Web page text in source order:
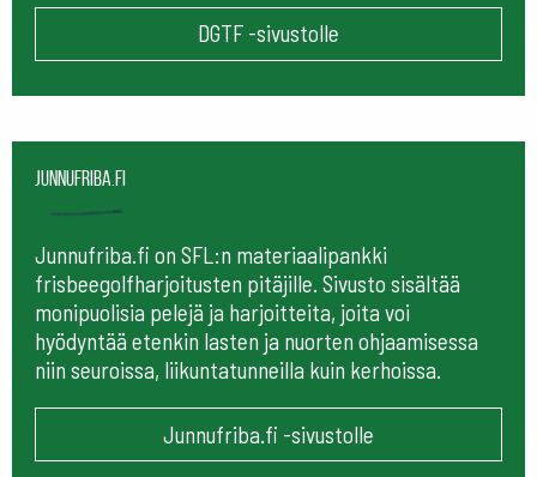
DGTF -sivustolle
Junnufriba.fi
Junnufriba.fi on SFL:n materiaalipankki
frisbeegolfharjoitusten pitäjille. Sivusto sisältää
monipuolisia pelejä ja harjoitteita, joita voi
hyödyntää etenkin lasten ja nuorten ohjaamisessa
niin seuroissa, liikuntatunneilla kuin kerhoissa.
Junnufriba.fi -sivustolle